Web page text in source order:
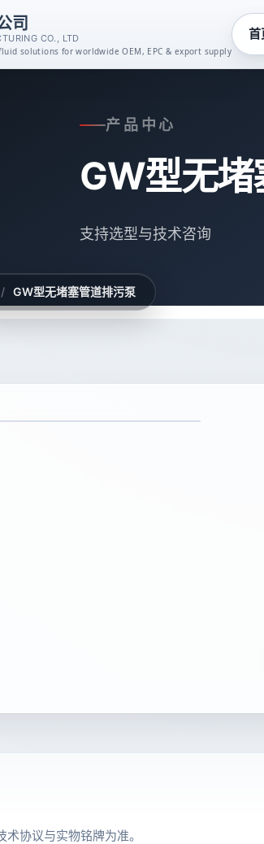
司
CO., LTD
solutions for worldwide OEM, EPC & export supply
首
不锈钢泵系列
多级泵系列
隔膜泵系列
产品中心
GW型无
支持选型与技术咨询
/ GW型无堵塞管道排污泵
协议与实物铭牌为准。